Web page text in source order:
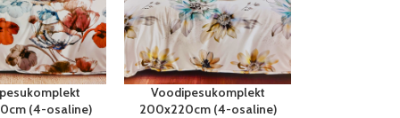
(4-osaline)
Voodipesukomplekt
200x220cm (4-osaline)